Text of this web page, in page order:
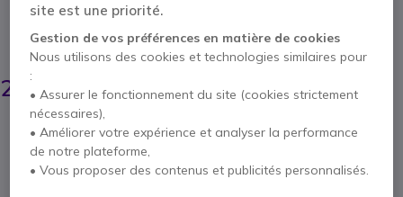
recharge votre PC au bureau ou en déplacement.
ÉCONOMISEZ 14,00 €
26,95 € HT - 32,34 € TTC
AJOUTER AU PANIER
site est une priorité.
Gestion de vos préférences en matière de cookies
Nous utilisons des cookies et technologies similaires pour
:
• Assurer le fonctionnement du site (cookies strictement
nécessaires),
• Améliorer votre expérience et analyser la performance
de notre plateforme,
• Vous proposer des contenus et publicités personnalisés.